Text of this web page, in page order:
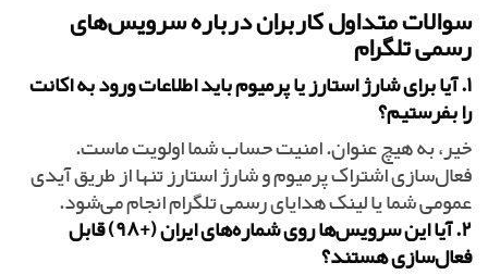
سوالات متداول کاربران درباره سرویس‌های
رسمی تلگرام
۱. آیا برای شارژ استارز یا پرمیوم باید اطلاعات ورود به اکانت
را بفرستیم؟
خیر، به هیچ عنوان. امنیت حساب شما اولویت ماست.
فعال‌سازی اشتراک پرمیوم و شارژ استارز تنها از طریق آیدی
عمومی شما یا لینک هدایای رسمی تلگرام انجام می‌شود.
۲. آیا این سرویس‌ها روی شماره‌های ایران (+۹۸) قابل
فعال‌سازی هستند؟